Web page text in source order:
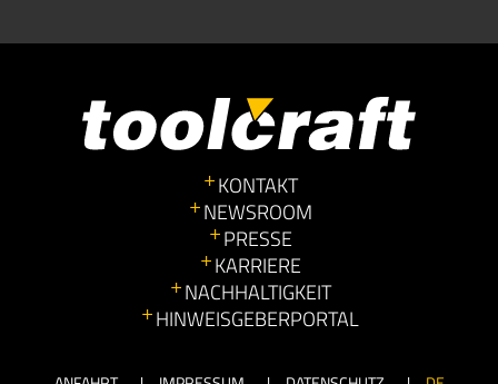
KONTAKT
NEWSROOM
PRESSE
KARRIERE
NACHHALTIGKEIT
HINWEISGEBERPORTAL